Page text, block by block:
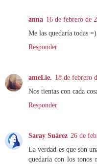
anna 16 de febrero de
Me las quedaría todas =)
Responder
ameLie. 18 de febrero
Nos tientas con cada
Responder
Saray Suárez 26 de
La verdad es que son
quedaría con los tonos